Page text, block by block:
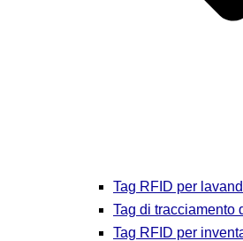
Tag RFID per
Tag di tracciamento
Tag RFID per